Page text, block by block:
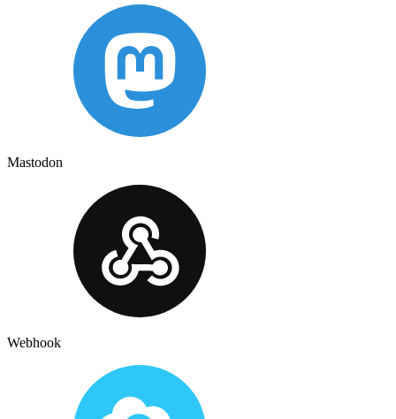
Mastodon
Webhook